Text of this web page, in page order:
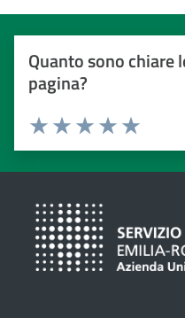
Quanto sono chiare
pagina?
Valuta da 1 a 5 stelle
Valuta 5
Valuta 4
Valuta 3 stelle su
Valuta 2 stelle su 5
Valuta 1 stelle su 5